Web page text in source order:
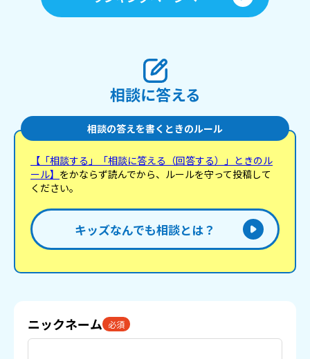
相談に答える
相談の答えを書くときのルール
【「相談する」「相談に答える（回答する）」ときのル
ール】 をかならず読んでから、ルールを守って投稿して
ください。
キッズなんでも相談とは？
ニックネーム 必須